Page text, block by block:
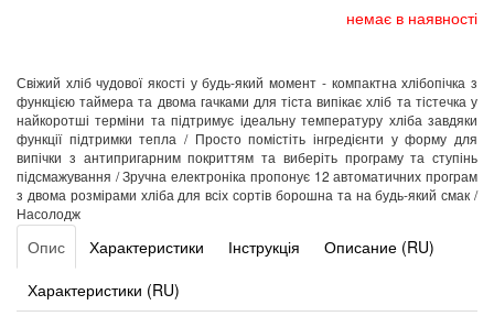
немає в наявності
Свіжий хліб чудової якості у будь-який момент - компактна хлібопічка з
функцією таймера та двома гачками для тіста випікає хліб та тістечка у
найкоротші терміни та підтримує ідеальну температуру хліба завдяки
функції підтримки тепла / Просто помістіть інгредієнти у форму для
випічки з антипригарним покриттям та виберіть програму та ступінь
підсмажування / Зручна електроніка пропонує 12 автоматичних програм
з двома розмірами хліба для всіх сортів борошна та на будь-який смак /
Насолодж
Опис Характеристики Інструкція
Описание (RU)
Характеристики (RU)